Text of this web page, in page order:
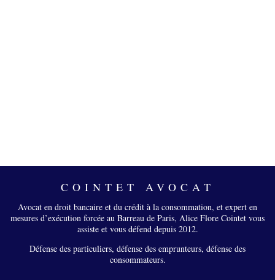
COINTET AVOCAT
Avocat en droit bancaire et du crédit à la consommation, et expert en
mesures d’exécution forcée au Barreau de Paris, Alice Flore Cointet vous
assiste et vous défend depuis 2012.
Défense des particuliers, défense des emprunteurs, défense des
consommateurs.